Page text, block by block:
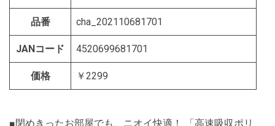
品番 cha_202110681701
JANコード 4520699681701
価格 ￥2299
■閉めきったお部屋でも、ニオイ快適！ 「高速吸収ポリ